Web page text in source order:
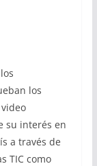
los
su interés en
a través de
TIC como